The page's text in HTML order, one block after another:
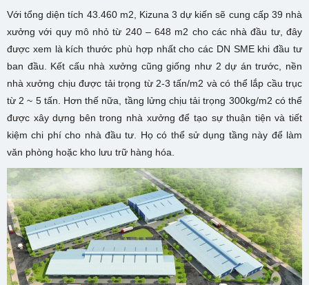
Với tổng diện tích 43.460 m2, Kizuna 3 dự kiến sẽ cung cấp 39 nhà
xưởng với quy mô nhỏ từ 240 – 648 m2 cho các nhà đầu tư, đây
được xem là kích thước phù hợp nhất cho các DN SME khi đầu tư
ban đầu. Kết cấu nhà xưởng cũng giống như 2 dự án trước, nền
nhà xưởng chịu được tải trọng từ 2-3 tấn/m2 và có thể lắp cầu trục
từ 2 ~ 5 tấn. Hơn thế nữa, tầng lửng chịu tải trọng 300kg/m2 có thể
được xây dựng bên trong nhà xưởng để tạo sự thuận tiện và tiết
kiệm chi phí cho nhà đầu tư. Họ có thể sử dụng tầng này để làm
văn phòng hoặc kho lưu trữ hàng hóa.